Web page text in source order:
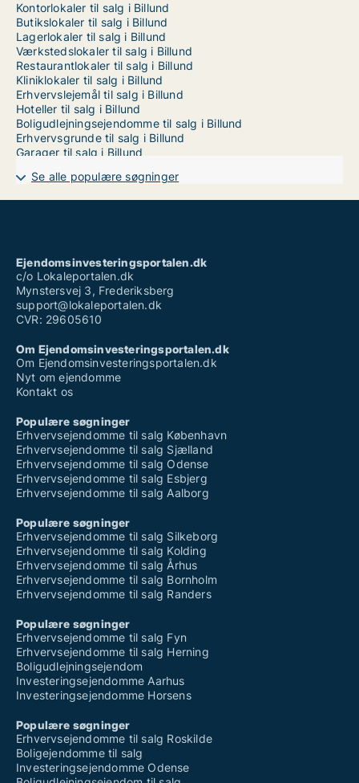
Kontorlokaler til salg i Billund
Butikslokaler til salg i Billund
Lagerlokaler til salg i Billund
Værkstedslokaler til salg i Billund
Restaurantlokaler til salg i Billund
Kliniklokaler til salg i Billund
Erhvervslejemål til salg i Billund
Hoteller til salg i Billund
Boligudlejningsejendomme til salg i Billund
Erhvervsgrunde til salg i Billund
Garager til salg i Billund
Se alle populære søgninger
Ejendomsinvesteringsportalen.dk
c/o Lokaleportalen.dk
Mynstersvej 3, Frederiksberg
support@lokaleportalen.dk
CVR: 29605610
Om Ejendomsinvesteringsportalen.dk
Om Ejendomsinvesteringsportalen.dk
Nyt om ejendomme
Kontakt os
Populære søgninger
Erhvervsejendomme til salg København
Erhvervsejendomme til salg Sjælland
Erhvervsejendomme til salg Odense
Erhvervsejendomme til salg Esbjerg
Erhvervsejendomme til salg Aalborg
Populære søgninger
Erhvervsejendomme til salg Silkeborg
Erhvervsejendomme til salg Kolding
Erhvervsejendomme til salg Århus
Erhvervsejendomme til salg Bornholm
Erhvervsejendomme til salg Randers
Populære søgninger
Erhvervsejendomme til salg Fyn
Erhvervsejendomme til salg Herning
Boligudlejningsejendom
Investeringsejendomme Aarhus
Investeringsejendomme Horsens
Populære søgninger
Erhvervsejendomme til salg Roskilde
Boligejendomme til salg
Investeringsejendomme Odense